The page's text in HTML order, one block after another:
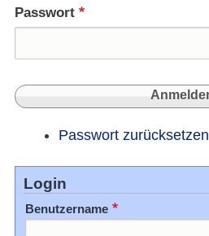
Passwort
Passwort zurücksetzen
Login
Benutzername